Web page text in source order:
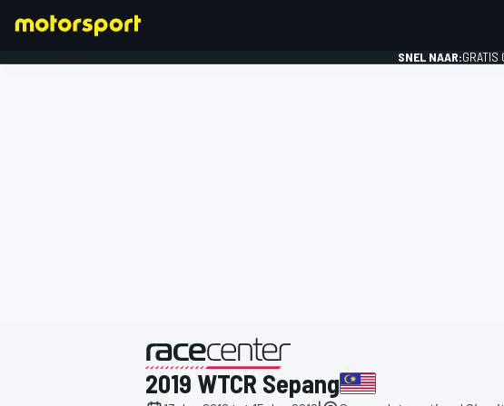
SNEL NAAR:GRATIS
gepresenteerd door
2019 WTCR Sepang